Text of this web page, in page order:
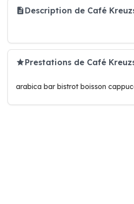
Description de Café
Prestations de Café
arabica bar bistrot boisson